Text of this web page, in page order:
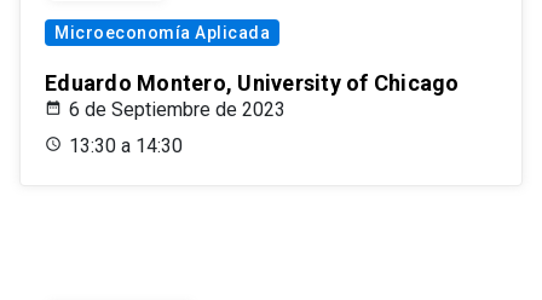
Microeconomía Aplicada
Eduardo Montero, University of Chicago
6 de Septiembre de 2023
13:30 a 14:30